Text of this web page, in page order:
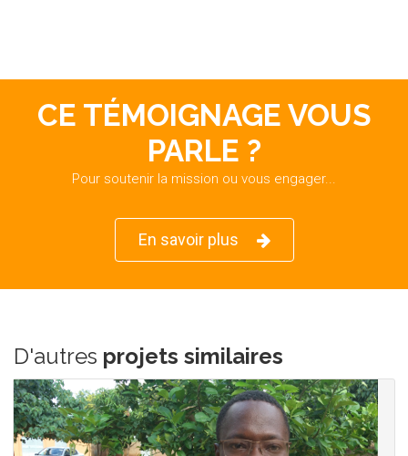
CE TÉMOIGNAGE VOUS
PARLE ?
Pour soutenir la mission ou vous engager...
En savoir plus
D'autres projets similaires